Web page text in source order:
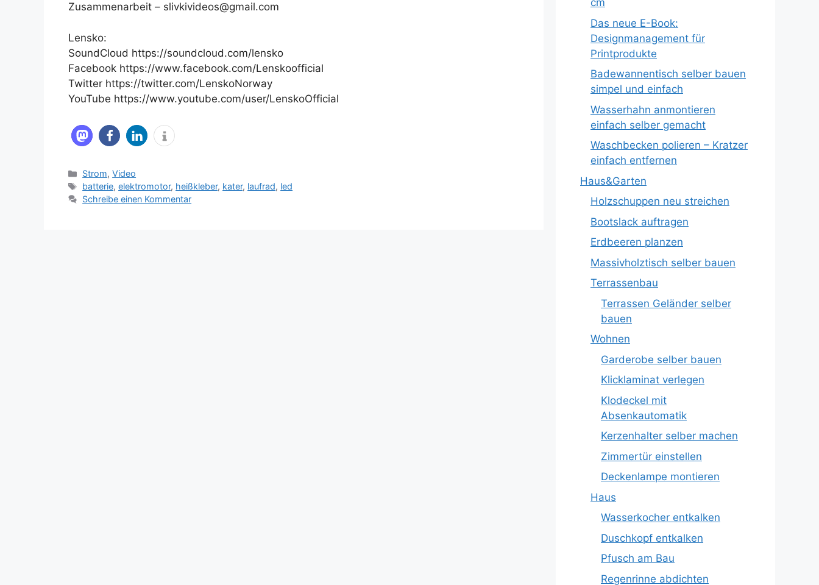
Zusammenarbeit – slivkivideos@gmail.com
Lensko:
SoundCloud https://soundcloud.com/lensko
Facebook https://www.facebook.com/Lenskoofficial
Twitter https://twitter.com/LenskoNorway
YouTube https://www.youtube.com/user/LenskoOfficial
Kategorien
Strom,Video
Schlagwörter
batterie,elektromotor, heißkleber, kater, laufrad, led
Schreibe einen Kommentar
cm
Das neue E-Book:
Designmanagement für
Printprodukte
Badewannentisch selber bauen
simpel und einfach
Wasserhahn anmontieren
einfach selber gemacht
Waschbecken polieren – Kratzer
einfach entfernen
Haus&Garten
Holzschuppen neu streichen
Bootslack auftragen
Erdbeeren planzen
Massivholztisch selber bauen
Terrassenbau
Terrassen Geländer selber
bauen
Wohnen
Garderobe selber bauen
Klicklaminat verlegen
Klodeckel mit
Absenkautomatik
Kerzenhalter selber machen
Zimmertür einstellen
Deckenlampe montieren
Haus
Wasserkocher entkalken
Duschkopf entkalken
Pfusch am Bau
Regenrinne abdichten